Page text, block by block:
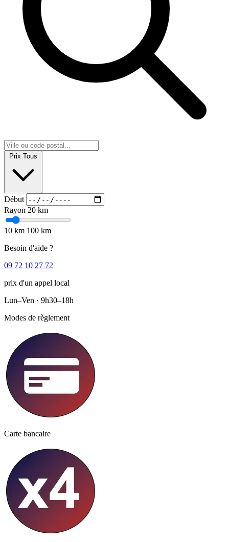
Prix Tous
Début
Rayon 20 km
10 km 100 km
Besoin d'aide ?
09 72 10 27 72
prix d'un appel local
Lun–Ven · 9h30–18h
Modes de règlement
Carte bancaire